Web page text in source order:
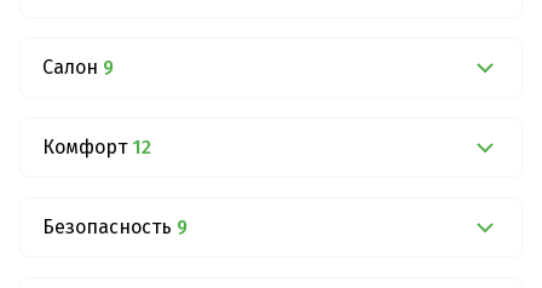
Салон 9
Комфорт 12
Безопасность 9